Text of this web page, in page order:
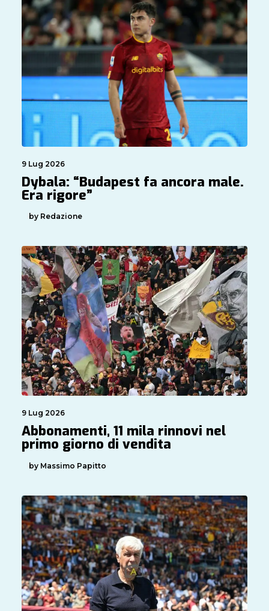
9 Lug 2026
Dybala: “Budapest fa ancora male.
Era rigore”
by Redazione
9 Lug 2026
Abbonamenti, 11 mila rinnovi nel
primo giorno di vendita
by Massimo Papitto